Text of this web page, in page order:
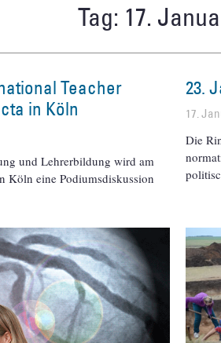
Tag: 17.
Teacher
in Köln
und Lehrerbildung wird am
Köln eine Podiumsdiskussion
23.
17.
Die